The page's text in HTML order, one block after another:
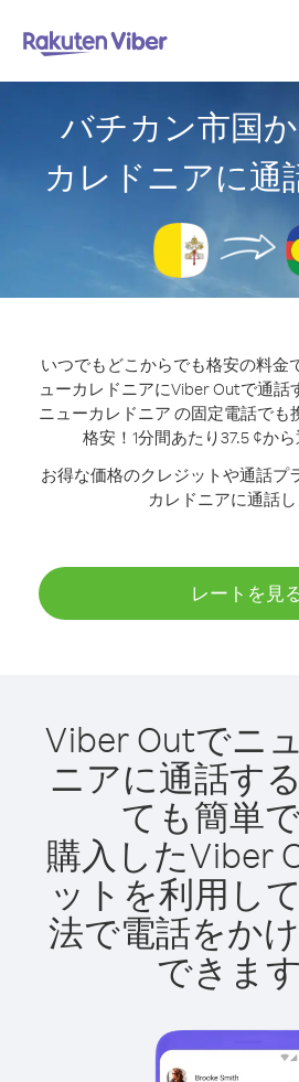
バチカン市国
カレドニアに通
いつでもどこからでも格安の料金
ューカレドニアにViber Outで通話
ニューカレドニア の固定電話でも
格安！1分間あたり37.5 ¢から
お得な価格のクレジットや通話プ
カレドニアに通話し
レートを見
Viber Outでニ
ニアに通話す
ても簡単で
購入したViber
ットを利用し
法で電話をか
できます